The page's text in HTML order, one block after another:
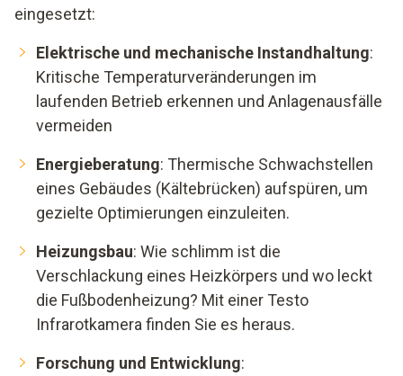
eingesetzt:
Elektrische und mechanische Instandhaltung:
Kritische Temperaturveränderungen im
laufenden Betrieb erkennen und Anlagenausfälle
vermeiden
Energieberatung: Thermische Schwachstellen
eines Gebäudes (Kältebrücken) aufspüren, um
gezielte Optimierungen einzuleiten.
Heizungsbau: Wie schlimm ist die
Verschlackung eines Heizkörpers und wo leckt
die Fußbodenheizung? Mit einer Testo
Infrarotkamera finden Sie es heraus.
Forschung und Entwicklung: